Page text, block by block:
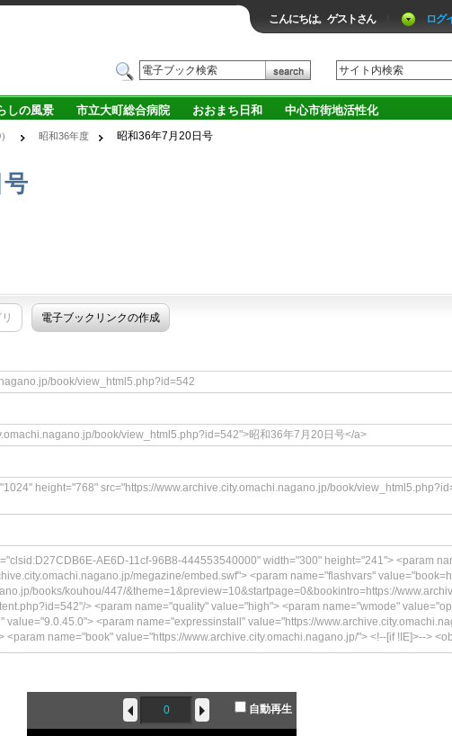
こんにちは。ゲストさん ログ
しの風景 市立大町総合病院 おおまち日和 中心市街地活性化
昭和36年度 昭和36年7月20日号
電子ブックリンクの作成
book/view_html5.php?id=542
book/view_html5.php?id=542">昭和36年7月20日号</a>
height="768" src="https://www.archive.city.omachi.nagano.jp/book/
AE6D-11cf-96B8-444553540000" width="300" height="241"> <param
megazine/embed.swf"> <param name="flashvars"
books/kouhou/447/&theme=1&preview=10&startpage=0&bookintro=https://
> <param name="quality" value="high"> <param name="wmode"
value="9.0.45.0"> <param name="expressinstall" value="https://
<param name="book" value="https://www.archive.city.omachi.nagano.jp/"> <!--[if !IE]>-->
flash" data="https://www.archive.city.omachi.nagano.jp/megazine/embed.swf" width="300"
name="quality" value="high"> <param name="flashvars" value="book=https://
447/&theme=1&preview=10&startpage=0&bookintro=https://
<param name="wmode" value="opaque"> <param name="swfversion" value="9.0.45.0">
www.archive.city.omachi.nagano.jp/Scripts/expressInstall.swf"> <param
"> <div> <h4>このコンテンツの表示には、Adobe Flash Playerの最新バージ
自動再生